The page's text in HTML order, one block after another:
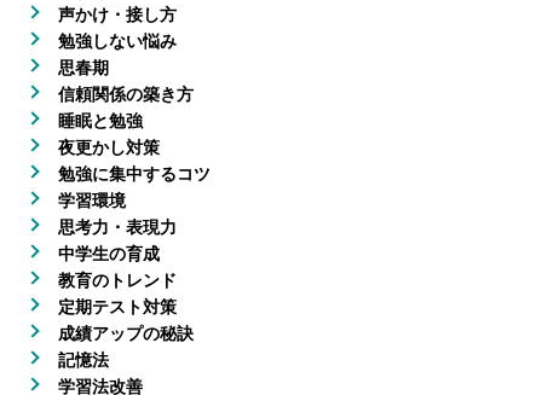
声かけ・接し方
勉強しない悩み
思春期
信頼関係の築き方
睡眠と勉強
夜更かし対策
勉強に集中するコツ
学習環境
思考力・表現力
中学生の育成
教育のトレンド
定期テスト対策
成績アップの秘訣
記憶法
学習法改善